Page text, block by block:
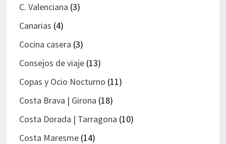
C. Valenciana (3)
Canarias (4)
Cocina casera (3)
Consejos de viaje(13)
Copas y Ocio Nocturno (11)
Costa Brava | Girona (18)
Costa Dorada | Tarragona (10)
Costa Maresme(14)